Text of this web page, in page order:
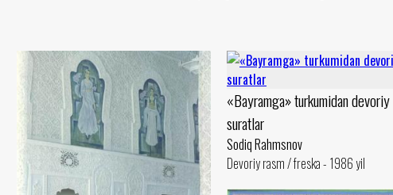
«Bayramga» turkumidan devoriy
suratlar
Sodiq Rahmsnov
Devoriy rasm / freska - 1986 yil